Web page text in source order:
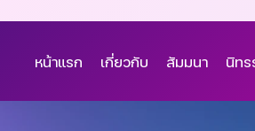
หน้าแรก เกี่ยวกับ สัมมนา นิทร